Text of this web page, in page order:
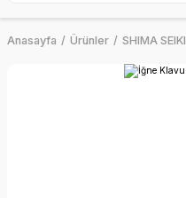
Anasayfa Ürünler SHIMA SEIKI